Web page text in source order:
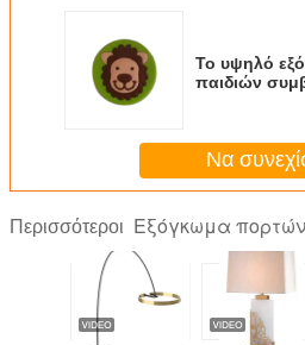
Το υψηλό
παιδιών
Να
Περισσότεροι Εξόγκωμα